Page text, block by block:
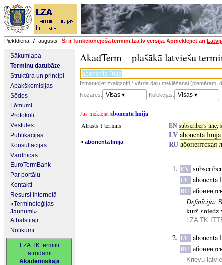
Piektdiena, 7. augusts Šī ir funkcionējoša termini.lza.lv versija. Apmeklējiet arī
Sākumlapa
Terminu datubāze
Struktūra un principi
Apakškomisijas
Sēdes
Lēmumi
Protokoli
Vēstules
Publikācijas
Konsultācijas
Vārdnīcas
EuroTermBank
Par portālu
Kontakti
Resursi internetā
«Terminoloģijas
Jaunumi»
Atbalstītāji
Notikumi
LZA TK termini
atrodami
Akadēmiskajā
AkadTerm – plašākā latviešu
Izmantojiet zvaigznīti * vārda daļu meklēšanai (piemēram,
Nozares:
Visas ▾ Kolekcijas: Visas ▾
Jūs meklējātabonenta līnija
Atrasts 1 termins
▪ abonenta līnija
ENsubscriber's line;
LV abonenta līnija
RU абонентская
EN
LV abonenta
RU
Definīcija:
kurš sniedz
LZA TK
LV abonenta
RU
Krievu-